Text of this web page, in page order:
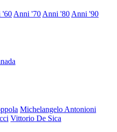
'60 Anni '70 Anni '80 Anni '90
Michelangelo Antonioni
Vittorio De Sica